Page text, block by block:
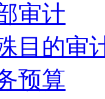
审计
目的审
预算